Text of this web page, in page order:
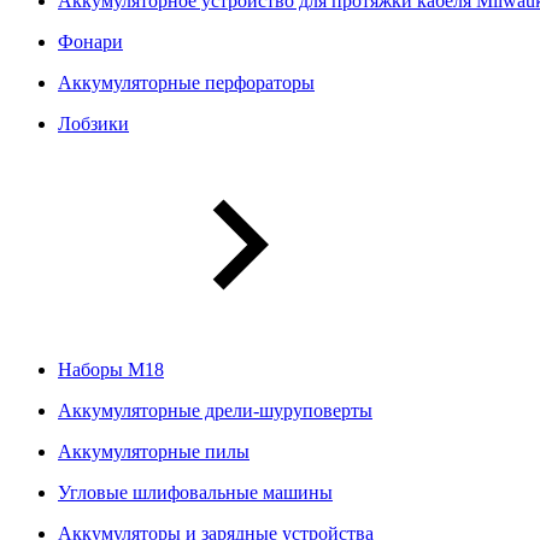
Фонари
Аккумуляторные перфораторы
Лобзики
Наборы М18
Аккумуляторные дрели-шуруповерты
Аккумуляторные пилы
Угловые шлифовальные машины
Аккумуляторы и зарядные устройства